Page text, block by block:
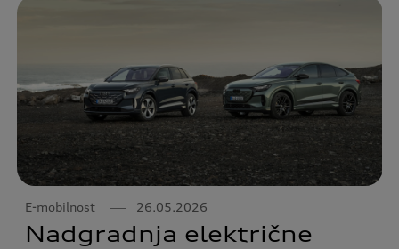
E-mobilnost 26.05.2026
Nadgradnja električne